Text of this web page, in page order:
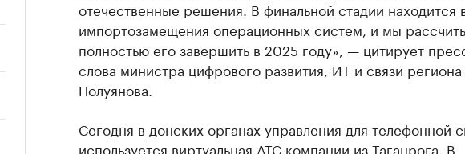
отечественные решения. В финальной стадии находится
импортозамещения операционных систем, и мы
полностью его завершить в 2025 году», — цитирует
слова министра цифрового развития, ИТ и связи региона
Полуянова.
Сегодня в донских органах управления для телефонной
используется виртуальная АТС компании из Таганрога. В